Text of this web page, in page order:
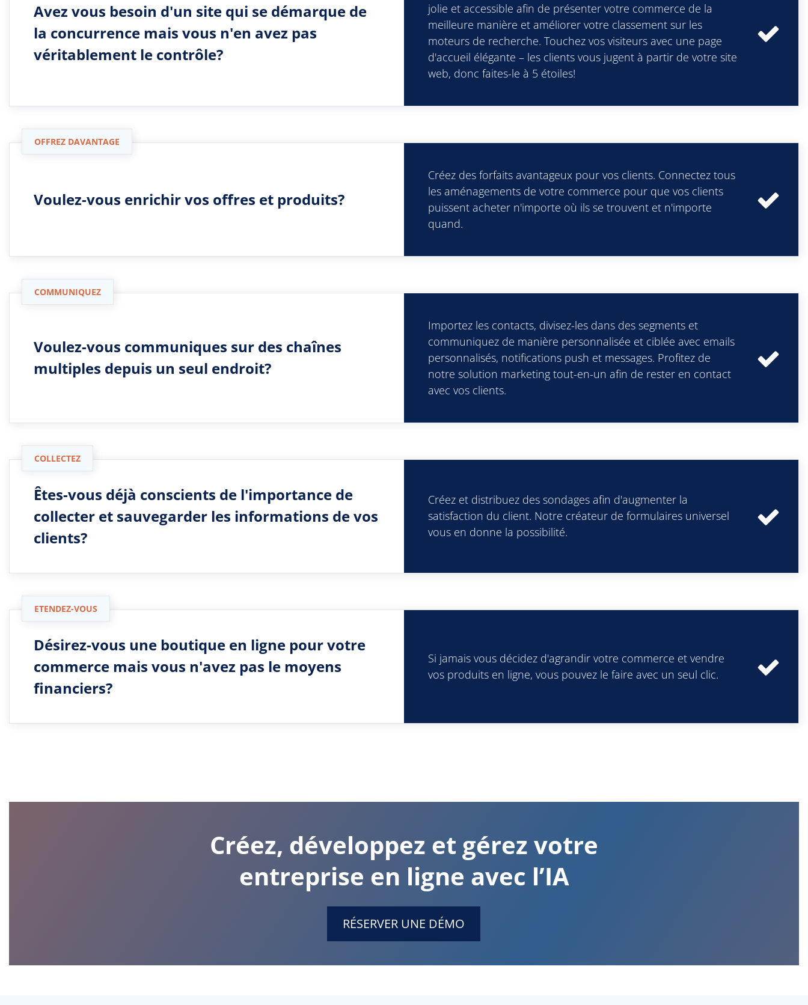
Avez vous besoin d'un site qui se démarque de
la concurrence mais vous n'en avez pas
véritablement le contrôle?
jolie et accessible afin de présenter votre commerce de la
meilleure manière et améliorer votre classement sur les
moteurs de recherche. Touchez vos visiteurs avec une page
d'accueil élégante – les clients vous jugent à partir de votre site
web, donc faites-le à 5 étoiles!
Voulez-vous enrichir vos offres et produits?
Créez des forfaits avantageux pour vos clients. Connectez tous
les aménagements de votre commerce pour que vos clients
puissent acheter n'importe où ils se trouvent et n'importe
quand.
OFFREZ DAVANTAGE
Voulez-vous communiques sur des chaînes
multiples depuis un seul endroit?
Importez les contacts, divisez-les dans des segments et
communiquez de manière personnalisée et ciblée avec emails
personnalisés, notifications push et messages. Profitez de
notre solution marketing tout-en-un afin de rester en contact
avec vos clients.
COMMUNIQUEZ
Êtes-vous déjà conscients de l'importance de
collecter et sauvegarder les informations de vos
clients?
Créez et distribuez des sondages afin d'augmenter la
satisfaction du client. Notre créateur de formulaires universel
vous en donne la possibilité.
COLLECTEZ
Désirez-vous une boutique en ligne pour votre
commerce mais vous n'avez pas le moyens
financiers?
Si jamais vous décidez d'agrandir votre commerce et vendre
vos produits en ligne, vous pouvez le faire avec un seul clic.
ETENDEZ-VOUS
Créez, développez et gérez votre
entreprise en ligne avec l’IA
RÉSERVER UNE DÉMO